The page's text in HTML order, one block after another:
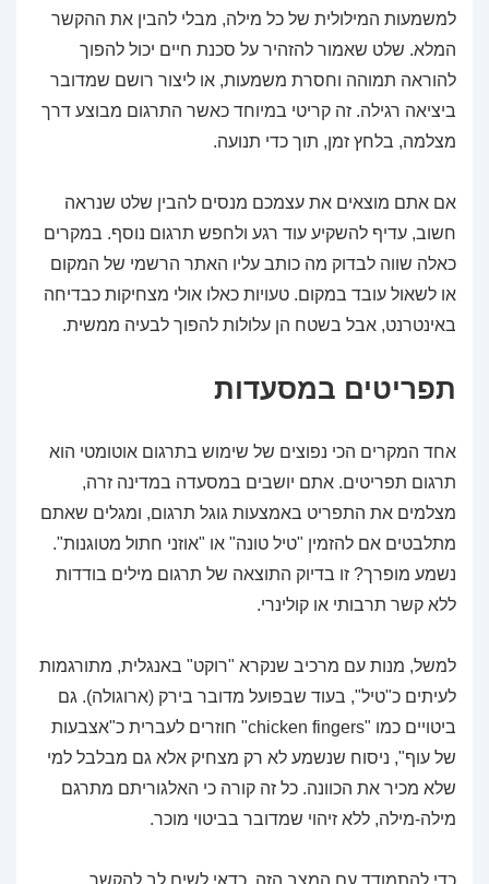
למשמעות המילולית של כל מילה, מבלי להבין את ההקשר
המלא. שלט שאמור להזהיר על סכנת חיים יכול להפוך
להוראה תמוהה וחסרת משמעות, או ליצור רושם שמדובר
ביציאה רגילה. זה קריטי במיוחד כאשר התרגום מבוצע דרך
מצלמה, בלחץ זמן, תוך כדי תנועה.
אם אתם מוצאים את עצמכם מנסים להבין שלט שנראה
חשוב, עדיף להשקיע עוד רגע ולחפש תרגום נוסף. במקרים
כאלה שווה לבדוק מה כותב עליו האתר הרשמי של המקום
או לשאול עובד במקום. טעויות כאלו אולי מצחיקות כבדיחה
באינטרנט, אבל בשטח הן עלולות להפוך לבעיה ממשית.
תפריטים במסעדות
אחד המקרים הכי נפוצים של שימוש בתרגום אוטומטי הוא
תרגום תפריטים. אתם יושבים במסעדה במדינה זרה,
מצלמים את התפריט באמצעות גוגל תרגום, ומגלים שאתם
מתלבטים אם להזמין "טיל טונה" או "אוזני חתול מטוגנות".
נשמע מופרך? זו בדיוק התוצאה של תרגום מילים בודדות
ללא קשר תרבותי או קולינרי.
למשל, מנות עם מרכיב שנקרא "רוקט" באנגלית, מתורגמות
לעיתים כ"טיל", בעוד שבפועל מדובר בירק (ארוגולה). גם
ביטויים כמו "chicken fingers" חוזרים לעברית כ"אצבעות
של עוף", ניסוח שנשמע לא רק מצחיק אלא גם מבלבל למי
שלא מכיר את הכוונה. כל זה קורה כי האלגוריתם מתרגם
מילה-מילה, ללא זיהוי שמדובר בביטוי מוכר.
כדי להתמודד עם המצב הזה, כדאי לשים לב להקשר,